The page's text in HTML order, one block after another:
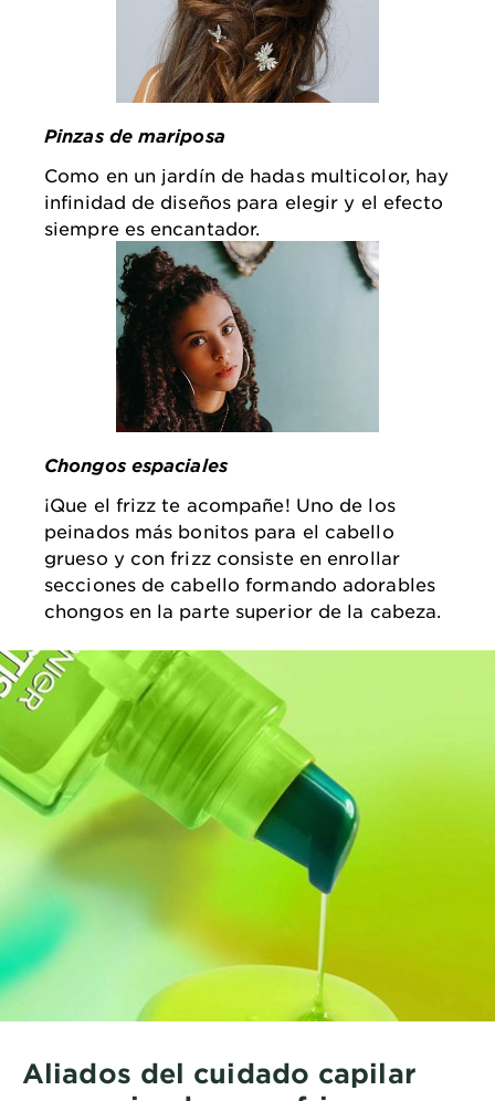
Pinzas de mariposa
Como en un jardín de hadas multicolor, hay
infinidad de diseños para elegir y el efecto
siempre es encantador.
Chongos espaciales
¡Que el frizz te acompañe! Uno de los
peinados más bonitos para el cabello
grueso y con frizz consiste en enrollar
secciones de cabello formando adorables
chongos en la parte superior de la cabeza.
Aliados del cuidado capilar